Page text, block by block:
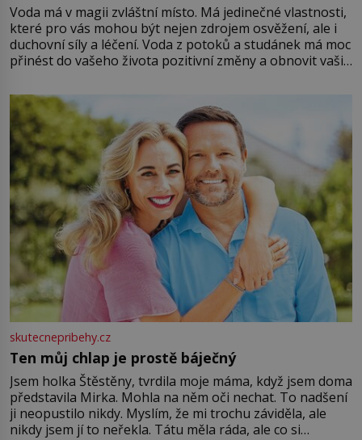
Voda má v magii zvláštní místo. Má jedinečné vlastnosti,
které pro vás mohou být nejen zdrojem osvěžení, ale i
duchovní síly a léčení. Voda z potoků a studánek má moc
přinést do vašeho života pozitivní změny a obnovit vaši
můžete obohatit své rituály a přinést do svého života
větší harmonii a klid. Je důležité
skutecnepribehy.cz
Ten můj chlap je prostě báječný
Jsem holka Štěstěny, tvrdila moje máma, když jsem doma
představila Mirka. Mohla na něm oči nechat. To nadšení
ji neopustilo nikdy. Myslím, že mi trochu záviděla, ale
nikdy jsem jí to neřekla. Tátu měla ráda, ale co si